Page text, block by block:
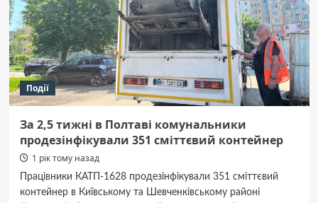
боєприпаси
Події
За 2,5 тижні в Полтаві комунальники
продезінфікували 351 сміттєвий контейнер
1 рік тому назад
Працівники КАТП-1628 продезінфікували 351 сміттєвий
контейнер в Київському та Шевченківському районі